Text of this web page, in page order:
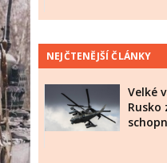
NEJČTENĚJŠÍ ČLÁNKY
Velké